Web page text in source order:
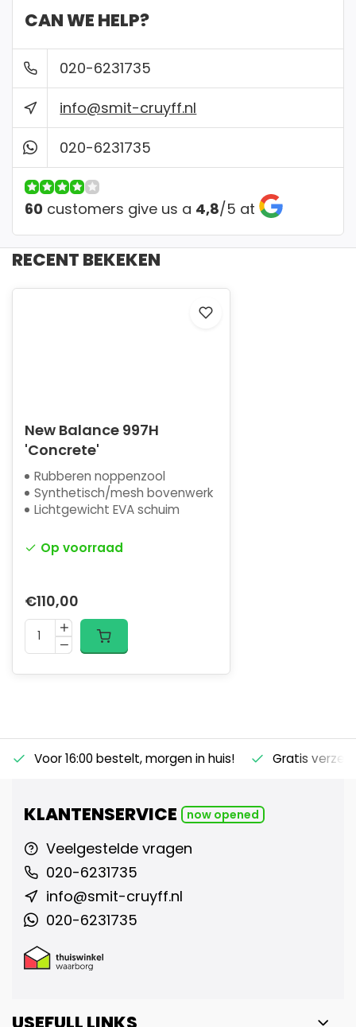
CAN WE HELP?
020-6231735
info@smit-cruyff.nl
020-6231735
60 customers give us a 4,8/5 at
RECENT BEKEKEN
New Balance 997H
'Concrete'
Rubberen noppenzool
Synthetisch/mesh bovenwerk
Lichtgewicht EVA schuim
Op voorraad
€110,00
Voor 16:00 bestelt, morgen in huis! Gratis
KLANTENSERVICE now opened
Veelgestelde vragen
020-6231735
info@smit-cruyff.nl
020-6231735